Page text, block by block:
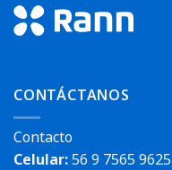
CONTÁCTANOS
Contacto
Celular:56 9 7565 9625